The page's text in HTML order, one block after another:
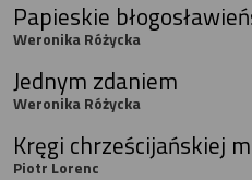
Papieskie
Weronika Różycka
Jednym zdaniem
Weronika Różycka
Kręgi chrześcijańskiej
Piotr Lorenc